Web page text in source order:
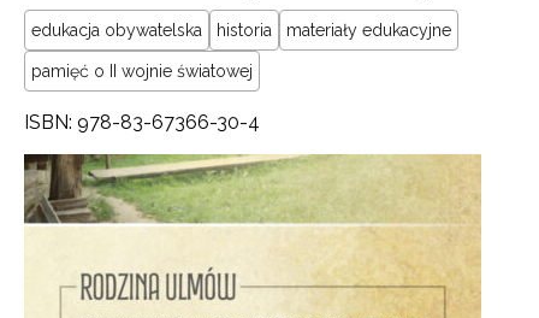
edukacja obywatelska historia materiały edukacyjne
pamięć o II wojnie światowej
ISBN: 978-83-67366-30-4